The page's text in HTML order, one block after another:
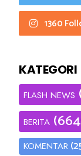
1360
KATEGORI
FLASH NEWS
BERITA
KOMENTAR